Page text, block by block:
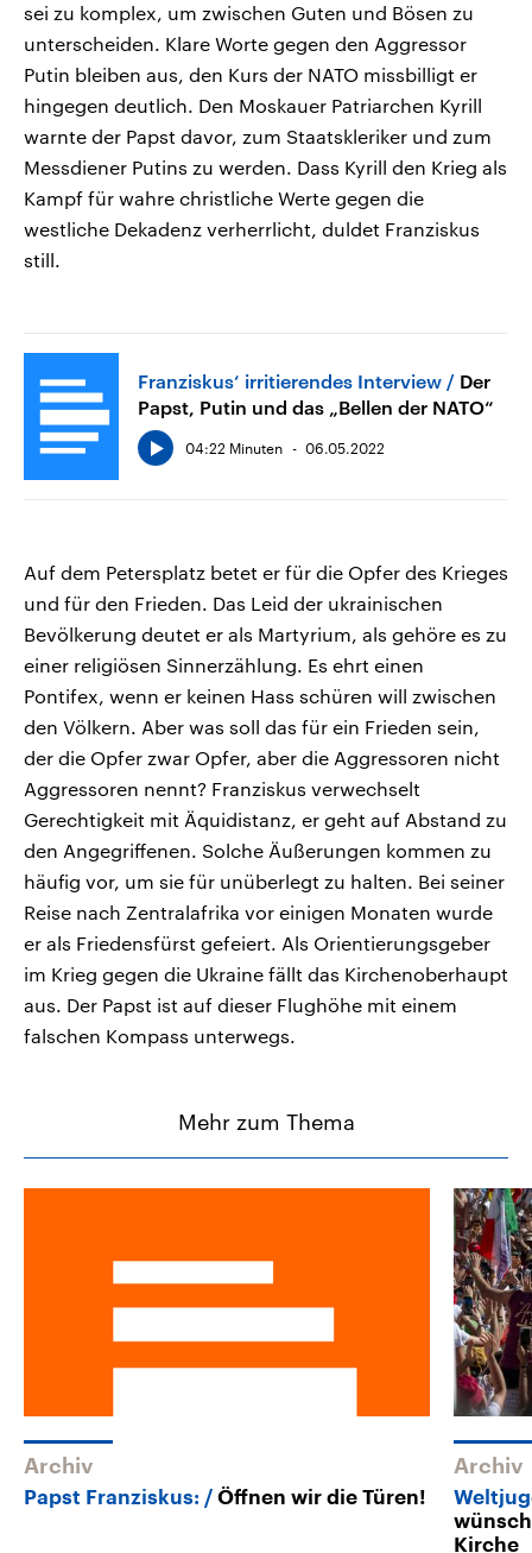
sei zu komplex, um zwischen Guten und Bösen zu
unterscheiden. Klare Worte gegen den Aggressor
Putin bleiben aus, den Kurs der NATO missbilligt er
hingegen deutlich. Den Moskauer Patriarchen Kyrill
warnte der Papst davor, zum Staatskleriker und zum
Messdiener Putins zu werden. Dass Kyrill den Krieg als
Kampf für wahre christliche Werte gegen die
westliche Dekadenz verherrlicht, duldet Franziskus
still.
Franziskus‘ irritierendes Interview
Der
Papst, Putin und das „Bellen der NATO“
04:22 Minuten 06.05.2022
Auf dem Petersplatz betet er für die Opfer des Krieges
und für den Frieden. Das Leid der ukrainischen
Bevölkerung deutet er als Martyrium, als gehöre es zu
einer religiösen Sinnerzählung. Es ehrt einen
Pontifex, wenn er keinen Hass schüren will zwischen
den Völkern. Aber was soll das für ein Frieden sein,
der die Opfer zwar Opfer, aber die Aggressoren nicht
Aggressoren nennt? Franziskus verwechselt
Gerechtigkeit mit Äquidistanz, er geht auf Abstand zu
den Angegriffenen. Solche Äußerungen kommen zu
häufig vor, um sie für unüberlegt zu halten. Bei seiner
Reise nach Zentralafrika vor einigen Monaten wurde
er als Friedensfürst gefeiert. Als Orientierungsgeber
im Krieg gegen die Ukraine fällt das Kirchenoberhaupt
aus. Der Papst ist auf dieser Flughöhe mit einem
falschen Kompass unterwegs.
Mehr zum Thema
Archiv
Papst Franziskus: Öffnen wir die Türen!
Archiv
Kirche